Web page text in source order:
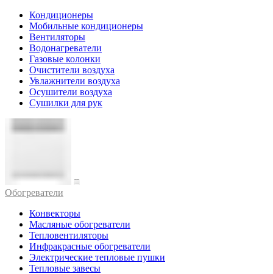
Кондиционеры
Мобильные кондиционеры
Вентиляторы
Водонагреватели
Газовые колонки
Очистители воздуха
Увлажнители воздуха
Осушители воздуха
Сушилки для рук
Обогреватели
Конвекторы
Масляные обогреватели
Тепловентиляторы
Инфракрасные обогреватели
Электрические тепловые пушки
Тепловые завесы